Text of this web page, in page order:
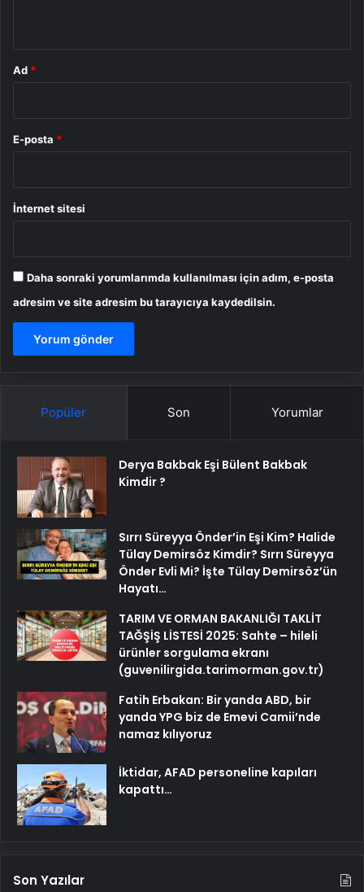
Ad *
E-posta *
İnternet sitesi
Daha sonraki yorumlarımda kullanılması için adım, e-posta
adresim ve site adresim bu tarayıcıya kaydedilsin.
Popüler Son Yorumlar
Derya Bakbak Eşi Bülent Bakbak
Kimdir ?
Sırrı Süreyya Önder’in Eşi Kim? Halide
Tülay Demirsöz Kimdir? Sırrı Süreyya
Önder Evli Mi? İşte Tülay Demirsöz’ün
Hayatı…
TARIM VE ORMAN BAKANLIĞI TAKLİT
TAĞŞİŞ LİSTESİ 2025: Sahte – hileli
ürünler sorgulama ekranı
(guvenilirgida.tarimorman.gov.tr)
Fatih Erbakan: Bir yanda ABD, bir
yanda YPG biz de Emevi Camii’nde
namaz kılıyoruz
İktidar, AFAD personeline kapıları
kapattı…
Son Yazılar